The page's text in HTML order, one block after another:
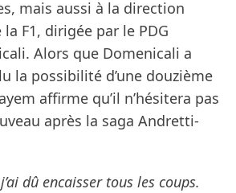
mais aussi à la direction
F1, dirigée par le PDG
Alors que Domenicali a
la possibilité d’une douzième
affirme qu’il n’hésitera pas
après la saga Andretti-
dû encaisser tous les coups.